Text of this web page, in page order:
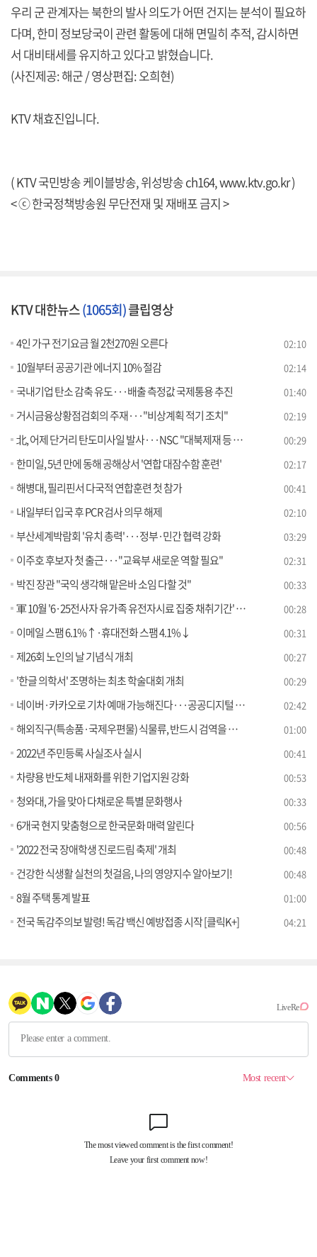
우리 군 관계자는 북한의 발사 의도가 어떤 건지는 분석이 필요하
다며, 한미 정보당국이 관련 활동에 대해 면밀히 추적, 감시하면
서 대비태세를 유지하고 있다고 밝혔습니다.
(사진제공: 해군 / 영상편집: 오희현)
KTV 채효진입니다.
( KTV 국민방송 케이블방송, 위성방송 ch164,www.ktv.go.kr)
< ⓒ 한국정책방송원 무단전재 및 재배포 금지 >
KTV 대한뉴스(1065회)클립영상
4인 가구 전기요금 월 2천270원 오른다 02:10
10월부터 공공기관 에너지 10% 절감 02:14
국내기업 탄소 감축 유도···배출 측정값 국제통용 추진 01:40
거시금융상황점검회의 주재···"비상계획 적기 조치" 02:19
北, 어제 단거리 탄도미사일 발사···NSC "대북제재 등 대응" 00:29
한미일, 5년 만에 동해 공해상서 '연합 대잠수함 훈련' 02:17
해병대, 필리핀서 다국적 연합훈련 첫 참가 00:41
내일부터 입국 후 PCR 검사 의무 해제 02:10
부산세계박람회 '유치 총력'···정부·민간 협력 강화 03:29
이주호 후보자 첫 출근···"교육부 새로운 역할 필요" 02:31
박진 장관 "국익 생각해 맡은바 소임 다할 것" 00:33
軍 10월 '6·25전사자 유가족 유전자시료 집중 채취기간' 운영 00:28
이메일 스팸 6.1%↑·휴대전화 스팸 4.1%↓ 00:31
제26회 노인의 날 기념식 개최 00:27
'한글 의학서' 조명하는 최초 학술대회 개최 00:29
네이버·카카오로 기차 예매 가능해진다···공공디지털 민간개방 [정책현장+] 02:42
해외직구(특송품·국제우편물) 식물류, 반드시 검역을 받아야 합니다 01:00
2022년 주민등록 사실조사 실시 00:41
차량용 반도체 내재화를 위한 기업지원 강화 00:53
청와대, 가을 맞아 다채로운 특별 문화행사 00:33
6개국 현지 맞춤형으로 한국문화 매력 알린다 00:56
'2022 전국 장애학생 진로드림 축제' 개최 00:48
건강한 식생활 실천의 첫걸음, 나의 영양지수 알아보기! 00:48
8월 주택 통계 발표 01:00
전국 독감주의보 발령! 독감 백신 예방접종 시작 [클릭K+] 04:21